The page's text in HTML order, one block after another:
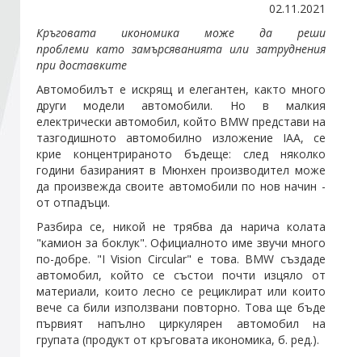
Стани член
Абонирайте се!
02.11.2021
Кръговата икономика може да реши
проблеми като замърсяванията или затруднения
при доставките
Автомобилът е искрящ и елегантен, както много
други модели автомобили. Но в малкия
електрически автомобил, който BMW представи на
тазгодишното автомобилно изложение IAA, се
крие концентрираното бъдеще: след няколко
години базираният в Мюнхен производител може
да произвежда своите автомобили по нов начин -
от отпадъци.
Разбира се, никой не трябва да нарича колата
"камион за боклук". Официалното име звучи много
по-добре. "I Vision Circular" е това. BMW създаде
автомобил, който се състои почти изцяло от
материали, които лесно се рециклират или които
вече са били използвани повторно. Това ще бъде
първият напълно циркулярен автомобил на
групата (продукт от кръговата икономика, б. ред.).